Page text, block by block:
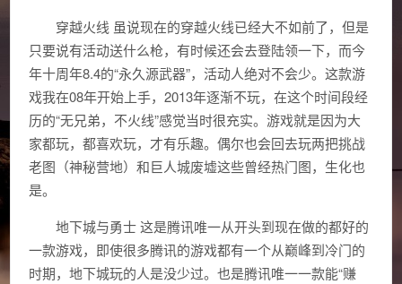
穿越火线 虽说现在的穿越火线已经大不如前了，但是
只要说有活动送什么枪，有时候还会去登陆领一下，而今
年十周年8.4的“永久源武器”，活动人绝对不会少。这款游
戏我在08年开始上手，2013年逐渐不玩，在这个时间段经
历的“无兄弟，不火线”感觉当时很充实。游戏就是因为大
家都玩，都喜欢玩，才有乐趣。偶尔也会回去玩两把挑战
老图（神秘营地）和巨人城废墟这些曾经热门图，生化也
是。
地下城与勇士 这是腾讯唯一从开头到现在做的都好的
一款游戏，即使很多腾讯的游戏都有一个从巅峰到冷门的
时期，地下城玩的人是没少过。也是腾讯唯一一款能“赚